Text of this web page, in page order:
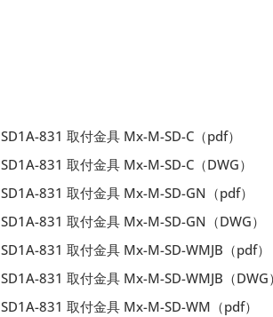
SD1A-831 取付金具 Mx-M-SD-C（pdf）
SD1A-831 取付金具 Mx-M-SD-C（DWG）
SD1A-831 取付金具 Mx-M-SD-GN（pdf）
SD1A-831 取付金具 Mx-M-SD-GN（DWG）
SD1A-831 取付金具 Mx-M-SD-WMJB（pdf）
SD1A-831 取付金具 Mx-M-SD-WMJB（DWG）
SD1A-831 取付金具 Mx-M-SD-WM（pdf）